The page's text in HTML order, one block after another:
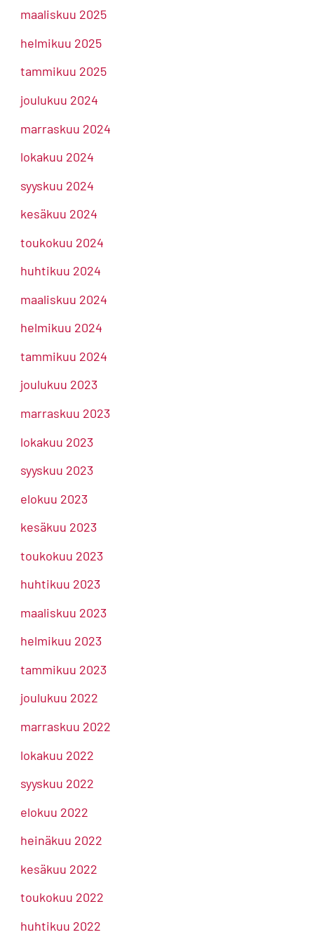
maaliskuu 2025
helmikuu 2025
tammikuu 2025
joulukuu 2024
marraskuu 2024
lokakuu 2024
syyskuu 2024
kesäkuu 2024
toukokuu 2024
huhtikuu 2024
maaliskuu 2024
helmikuu 2024
tammikuu 2024
joulukuu 2023
marraskuu 2023
lokakuu 2023
syyskuu 2023
elokuu 2023
kesäkuu 2023
toukokuu 2023
huhtikuu 2023
maaliskuu 2023
helmikuu 2023
tammikuu 2023
joulukuu 2022
marraskuu 2022
lokakuu 2022
syyskuu 2022
elokuu 2022
heinäkuu 2022
kesäkuu 2022
toukokuu 2022
huhtikuu 2022